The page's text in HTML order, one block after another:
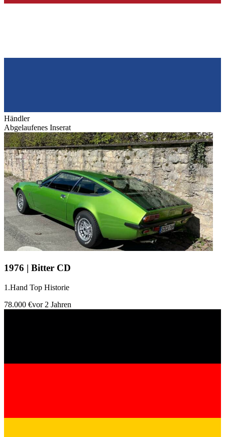
Händler
Abgelaufenes Inserat
1976 | Bitter CD
1.Hand Top Historie
78.000 €vor 2 Jahren